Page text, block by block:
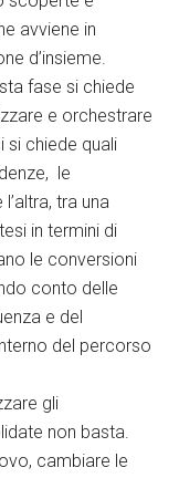
avviene in
d’insieme.
fase si chiede
e orchestrare
si chiede quali
le
tra una
in termini di
le conversioni
conto delle
e del
del percorso
gli
non basta.
cambiare le